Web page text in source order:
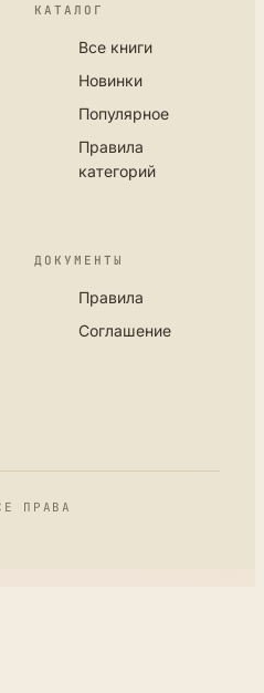
КАТАЛОГ
Все книги
Новинки
Популярное
Правила
категорий
ДОКУМЕНТЫ
Правила
Соглашение
ПРАВА